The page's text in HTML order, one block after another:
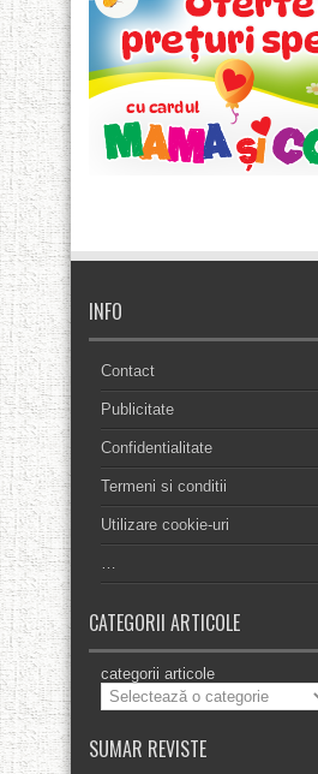
INFO
Contact
Publicitate
Confidentialitate
Termeni si conditii
Utilizare cookie-uri
…
CATEGORII ARTICOLE
categorii articole
SUMAR REVISTE